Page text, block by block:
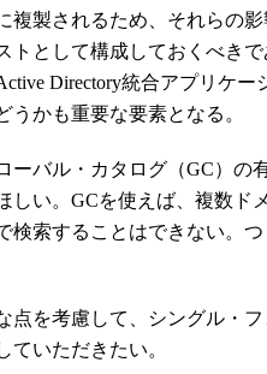
複製されるため、それらの
トとして構成しておくべき
Directory統合アプリケ
うかも重要な要素となる。
バル・カタログ（GC）の
しい。GCを使えば、複数ド
検索することはできない。
を考慮して、シングル・
ていただきたい。